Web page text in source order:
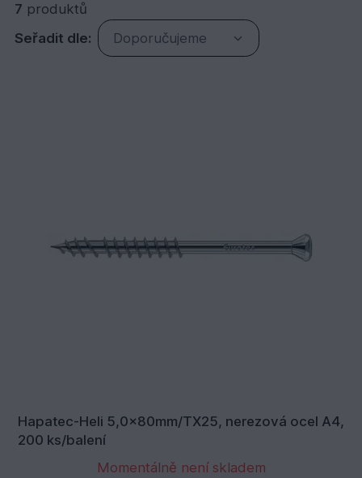
7 produktů
Seřadit dle:
Doporučujeme
Hapatec-Heli 5,0x80mm/TX25, nerezová ocel A4,
200 ks/balení
Momentálně není skladem